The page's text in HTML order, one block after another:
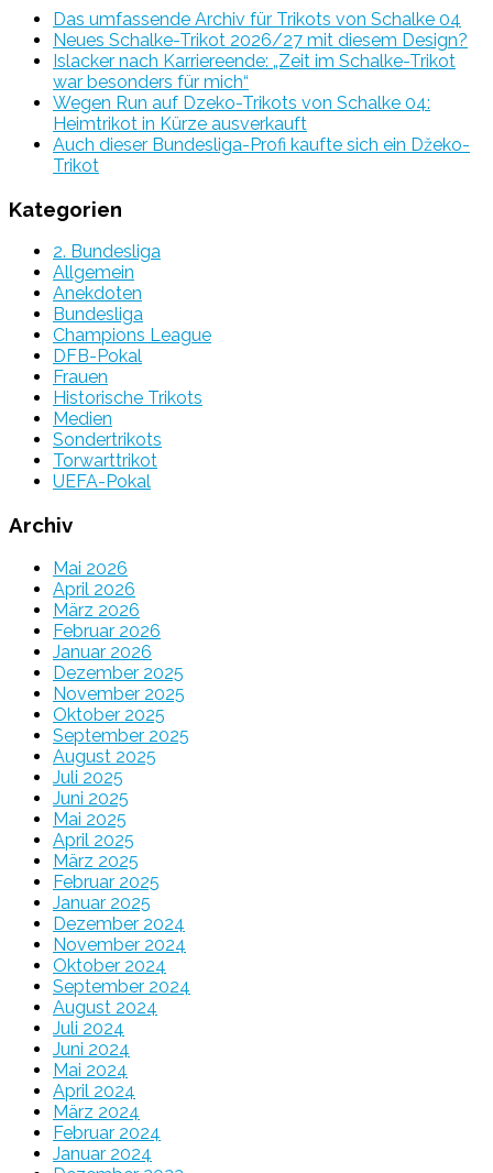
Das umfassende Archiv für Trikots von Schalke 04
Neues Schalke-Trikot 2026/27 mit diesem Design?
Islacker nach Karriereende: „Zeit im Schalke-Trikot
war besonders für mich“
Wegen Run auf Dzeko-Trikots von Schalke 04:
Heimtrikot in Kürze ausverkauft
Auch dieser Bundesliga-Profi kaufte sich ein Džeko-
Trikot
Kategorien
2. Bundesliga
Allgemein
Anekdoten
Bundesliga
Champions League
DFB-Pokal
Frauen
Historische Trikots
Medien
Sondertrikots
Torwarttrikot
UEFA-Pokal
Archiv
Mai 2026
April 2026
März 2026
Februar 2026
Januar 2026
Dezember 2025
November 2025
Oktober 2025
September 2025
August 2025
Juli 2025
Juni 2025
Mai 2025
April 2025
März 2025
Februar 2025
Januar 2025
Dezember 2024
November 2024
Oktober 2024
September 2024
August 2024
Juli 2024
Juni 2024
Mai 2024
April 2024
März 2024
Februar 2024
Januar 2024